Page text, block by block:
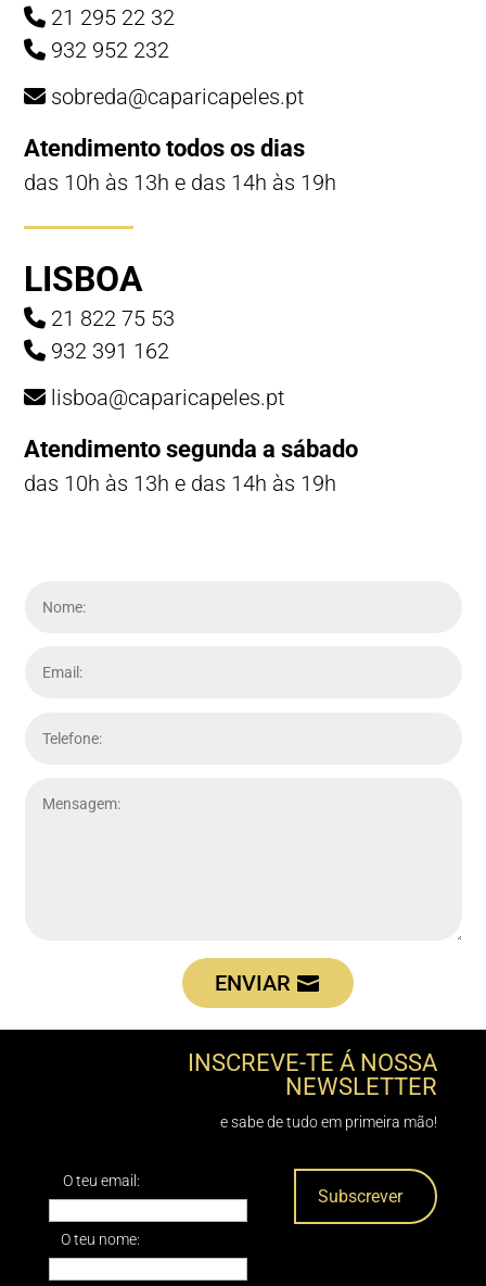
21 295 22 32
932 952 232
sobreda@caparicapeles.pt
Atendimento todos os dias
das 10h às 13h e das 14h às 19h
LISBOA
21 822 75 53
932 391 162
lisboa@caparicapeles.pt
Atendimento segunda a sábado
das 10h às 13h e das 14h às 19h
ENVIAR
INSCREVE-TE Á NOSSA
NEWSLETTER
e sabe de tudo em primeira mão!
O teu email:
O teu nome: